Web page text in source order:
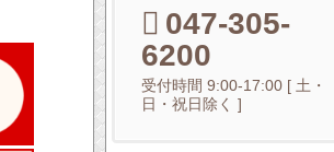
047-305-
6200
受付時間 9:00-17:00 [ 土・
日・祝日除く ]